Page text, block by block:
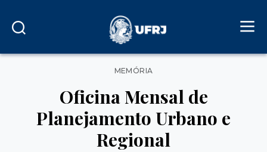
Categorias
MEMÓRIA
Oficina Mensal de
Planejamento Urbano e
Regional